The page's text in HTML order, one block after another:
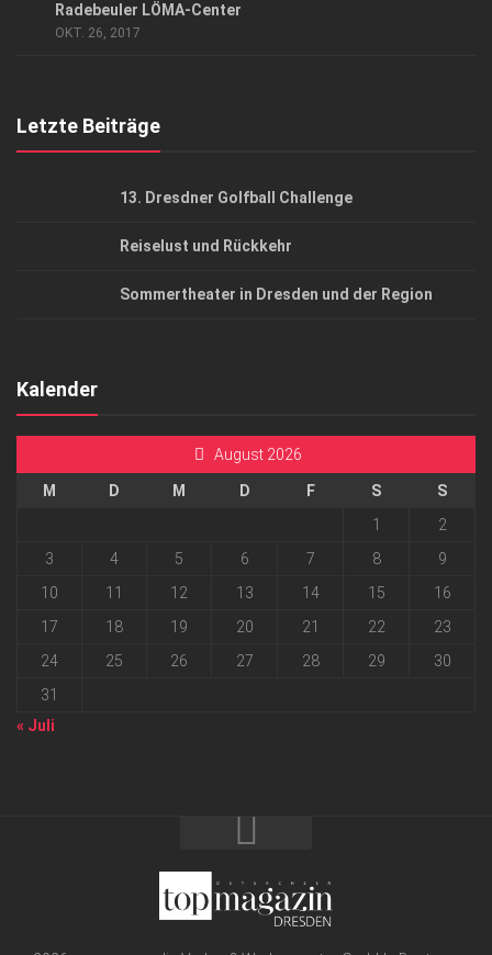
Radebeuler LÖMA-Center
OKT. 26, 2017
Letzte Beiträge
13. Dresdner Golfball Challenge
Reiselust und Rückkehr
Sommertheater in Dresden und der Region
Kalender
August 2026
M D M D F S
S
1
2
3
4 5 6 7 8
9
10
11 12 13 14 15
16
17
18 19 20 21 22
23
24
25 26 27 28 29
30
31
« Juli